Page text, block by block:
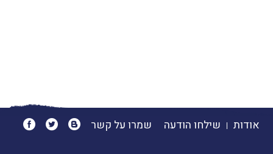
אודות שילחו הודעה שמרו על קשר